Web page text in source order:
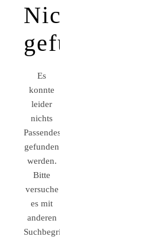
Nichts
gefunden!
Es
konnte
leider
nichts
Passendes
gefunden
werden.
Bitte
versuche
es mit
anderen
Suchbegriffen.